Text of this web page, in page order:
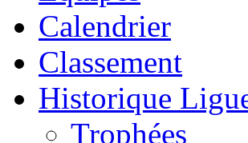
Calendrier
Classement
Historique
Trophées